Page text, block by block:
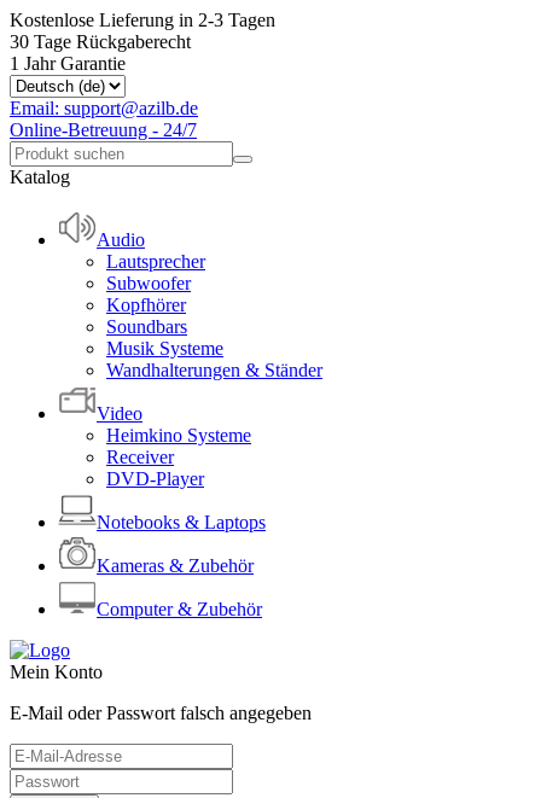
Kostenlose Lieferung in 2-3 Tagen
30 Tage Rückgaberecht
1 Jahr Garantie
Email: support@azilb.de
Online-Betreuung - 24/7
Katalog
Audio
Lautsprecher
Subwoofer
Kopfhörer
Soundbars
Musik Systeme
Wandhalterungen & Ständer
Video
Heimkino Systeme
Receiver
DVD-Player
Notebooks & Laptops
Kameras & Zubehör
Computer & Zubehör
Mein Konto
E-Mail oder Passwort falsch angegeben